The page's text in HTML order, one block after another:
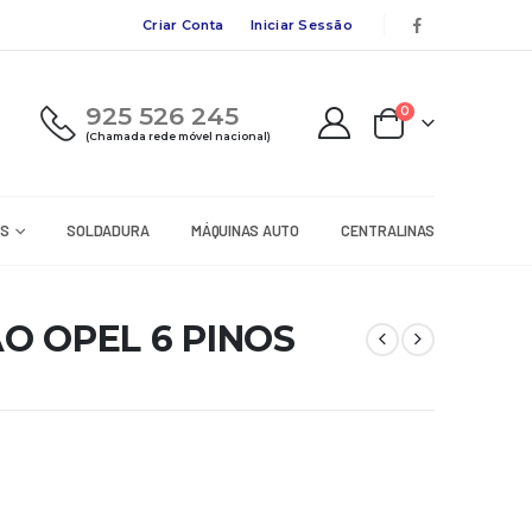
Criar Conta Iniciar Sessão
925 526 245
(Chamada rede móvel nacional)
0
SOLDADURA MÁQUINAS AUTO CENTRALINAS
OPEL 6 PINOS